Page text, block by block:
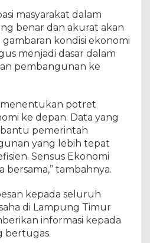
masyarakat dalam
benar dan akurat akan
kondisi ekonomi
menjadi dasar dalam
pembangunan ke
menentukan potret
ke depan. Data yang
pemerintah
yang lebih tepat
Sensus Ekonomi
bersama,” tambahnya.
kepada seluruh
di Lampung Timur
informasi kepada
bertugas.